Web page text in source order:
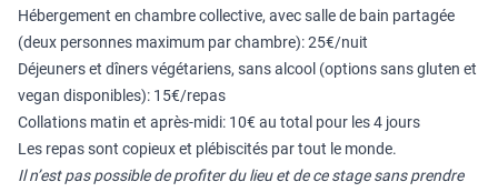
Hébergement en chambre collective, avec salle de bain partagée
(deux personnes maximum par chambre): 25€/nuit
Déjeuners et dîners végétariens, sans alcool (options sans gluten et
vegan disponibles): 15€/repas
Collations matin et après-midi: 10€ au total pour les 4 jours
Les repas sont copieux et plébiscités par tout le monde.
Il n’est pas possible de profiter du lieu et de ce stage sans prendre